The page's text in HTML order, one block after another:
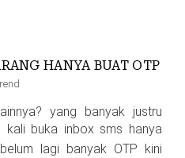
HANYA BUAT OTP
yang banyak justru
kali buka inbox sms hanya
belum lagi banyak OTP kini